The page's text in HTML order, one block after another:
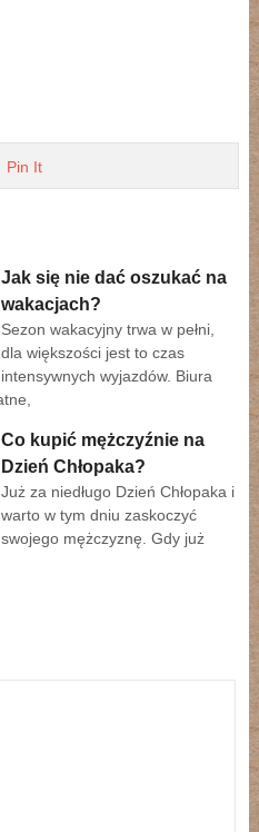
Pin It
Jak się nie dać oszukać na
wakacjach?
Sezon wakacyjny trwa w pełni,
dla większości jest to czas
intensywnych wyjazdów. Biura
Co kupić mężczyźnie na
Dzień Chłopaka?
Już za niedługo Dzień Chłopaka i
warto w tym dniu zaskoczyć
swojego mężczyznę. Gdy już